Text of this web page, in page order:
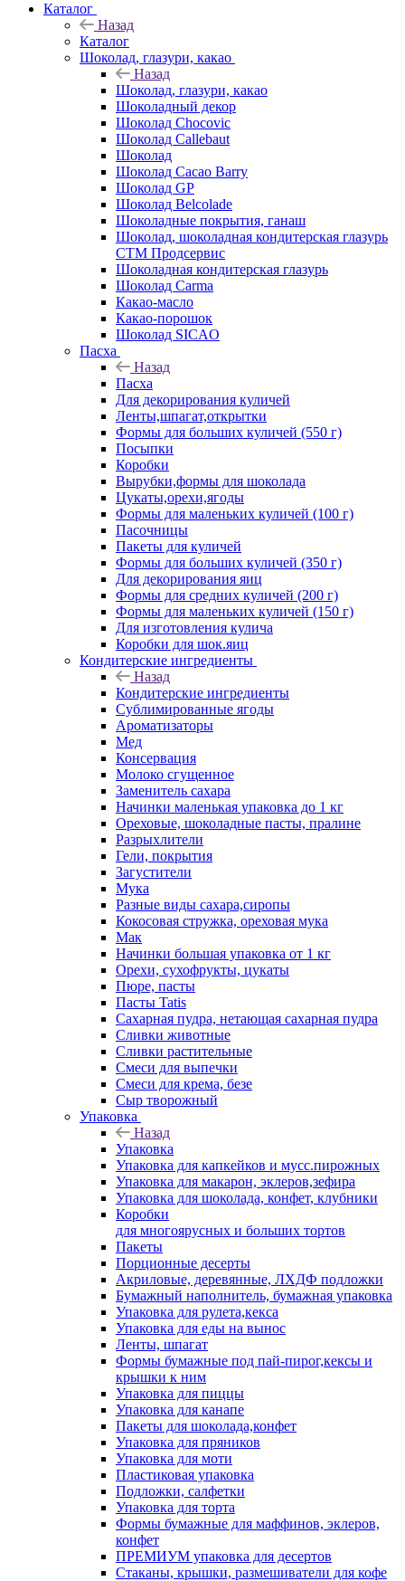
Каталог
Назад
Каталог
Шоколад, глазури, какао
Назад
Шоколад, глазури, какао
Шоколадный декор
Шоколад Chocovic
Шоколад Callebaut
Шоколад
Шоколад Cacao Barry
Шоколад GP
Шоколад Belcolade
Шоколадные покрытия, ганаш
Шоколад, шоколадная кондитерская глазурь
СТМ Продсервис
Шоколадная кондитерская глазурь
Шоколад Carma
Какао-масло
Какао-порошок
Шоколад SICAO
Пасха
Назад
Пасха
Для декорирования куличей
Ленты,шпагат,открытки
Формы для больших куличей (550 г)
Посыпки
Коробки
Вырубки,формы для шоколада
Цукаты,орехи,ягоды
Формы для маленьких куличей (100 г)
Пасочницы
Пакеты для куличей
Формы для больших куличей (350 г)
Для декорирования яиц
Формы для средних куличей (200 г)
Формы для маленьких куличей (150 г)
Для изготовления кулича
Коробки для шок.яиц
Кондитерские ингредиенты
Назад
Кондитерские ингредиенты
Сублимированные ягоды
Ароматизаторы
Мед
Консервация
Молоко сгущенное
Заменитель сахара
Начинки маленькая упаковка до 1 кг
Ореховые, шоколадные пасты, пралине
Разрыхлители
Гели, покрытия
Загустители
Мука
Разные виды сахара,сиропы
Кокосовая стружка, ореховая мука
Мак
Начинки большая упаковка от 1 кг
Орехи, сухофрукты, цукаты
Пюре, пасты
Пасты Tatis
Сахарная пудра, нетающая сахарная пудра
Сливки животные
Сливки растительные
Смеси для выпечки
Смеси для крема, безе
Сыр творожный
Упаковка
Назад
Упаковка
Упаковка для капкейков и мусс.пирожных
Упаковка для макарон, эклеров,зефира
Упаковка для шоколада, конфет, клубники
Коробки
для многоярусных и больших тортов
Пакеты
Порционные десерты
Акриловые, деревянные, ЛХДФ подложки
Бумажный наполнитель, бумажная упаковка
Упаковка для рулета,кекса
Упаковка для еды на вынос
Ленты, шпагат
Формы бумажные под пай-пирог,кексы и
крышки к ним
Упаковка для пиццы
Упаковка для канапе
Пакеты для шоколада,конфет
Упаковка для пряников
Упаковка для моти
Пластиковая упаковка
Подложки, салфетки
Упаковка для торта
Формы бумажные для маффинов, эклеров,
конфет
ПРЕМИУМ упаковка для десертов
Стаканы, крышки, размешиватели для кофе